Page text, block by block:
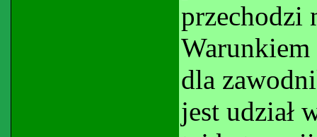
przechodzi
dla
jest udział